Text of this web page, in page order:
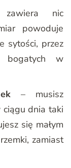
nic
powoduje
sytości, przez
bogatych w
– musisz
dnia taki
się małym
zamiast